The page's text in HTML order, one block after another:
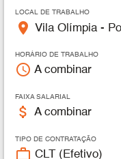
LOCAL DE TRABALHO
place Vila Olímpia -
HORÁRIO DE TRABALHO
access_time A combinar
FAIXA SALARIAL
attach_money A combinar
TIPO DE CONTRATAÇÃO
work_outline CLT (Efetivo)